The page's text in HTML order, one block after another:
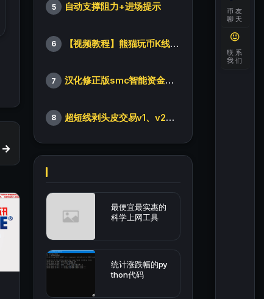
5 自动支撑阻力+进场提示
6 【视频教程】熊猫玩币K线后的秘密（全集）
7 汉化修正版smc智能资金订单指标
8 超短线剥头皮交易v1、v2版本
最便宜最实惠的
科学上网工具
统计涨跌幅的py
thon代码
币友
聊天
联系
我们